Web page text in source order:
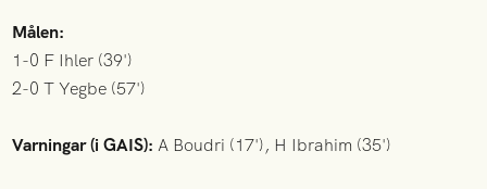
Målen:
1-0 F Ihler (39')
2-0 T Yegbe (57')
Varningar (i GAIS):A Boudri (17'), H Ibrahim (35')